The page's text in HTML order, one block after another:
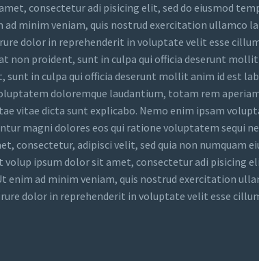
consectetur adi pisicing elit, sed do eiusmod
ad minim veniam, quis nostrud exercitation ullamco
dolor in reprehenderit in voluptate velit esse
non proident, sunt in culpa qui officia deserunt
sunt in culpa qui officia deserunt mollit anim id est
doloremque laudantium, totam rem
vitae dicta sunt explicabo. Nemo enim ipsam
magni dolores eos qui ratione voluptatem sequi
consectetur, adipisci velit, sed quia non numquam
volup ipsum dolor sit amet, consectetur adi pisicing
enim ad minim veniam, quis nostrud exercitation
dolor in reprehenderit in voluptate velit esse